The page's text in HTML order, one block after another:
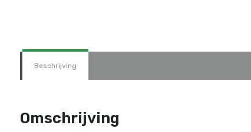
Beschrijving
Omschrijving